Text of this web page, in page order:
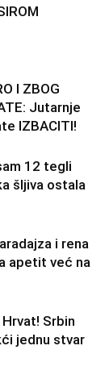
I ZBOG
Jutarnje
IZBACITI!
12 tegli
šljiva ostala
i rena
apetit već na
Srbin
jednu stvar